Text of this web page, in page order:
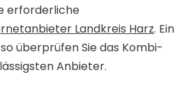
erforderliche
Landkreis Harz. Ein
überprüfen Sie das Kombi-
Anbieter.